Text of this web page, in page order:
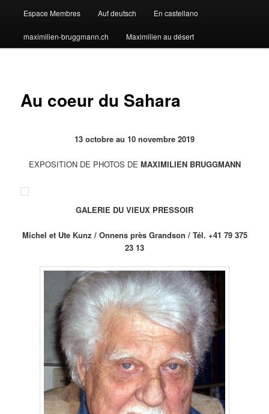
Espace Membres Auf deutsch En castellano
maximilien-bruggmann.ch Maximilien au désert
Au coeur du Sahara
13 octobre au 10 novembre 2019
EXPOSITION DE PHOTOS DE MAXIMILIEN BRUGGMANN
GALERIE DU VIEUX PRESSOIR
Michel et Ute Kunz / Onnens près Grandson / Tél. +41 79 375
23 13